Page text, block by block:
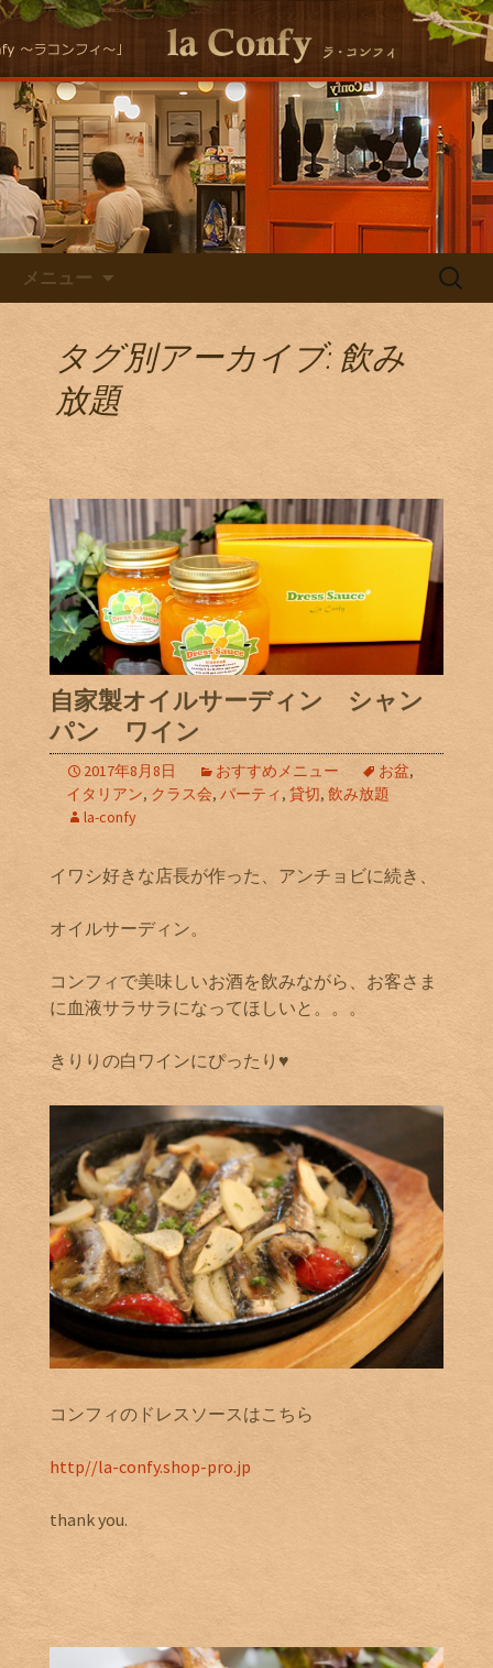
自然派イタリアン la Confyの
Staff Blog
大阪福島にある美味しくヘルシーな自
然派イタリアンla Conｆｙ （ラ・コン
フィ）の最新情報をお届けします！
メニュー
検
タグ別アーカイブ: 飲み
放題
自家製オイルサーディン シャン
パン ワイン
2017年8月8日 おすすめメニュー お盆,
イタリアン, クラス会, パーティ , 貸切, 飲み放題
la-confy
イワシ好きな店長が作った、アンチョビに続き、
オイルサーディン。
コンフィで美味しいお酒を飲みながら、お客さま
に血液サラサラになってほしいと。。。
きりりの白ワインにぴったり♥
コンフィのドレスソースはこちら
http//la-confy.shop-pro.jp
thank you.